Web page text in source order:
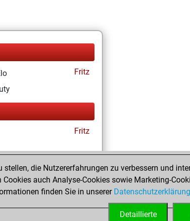
Fritz
Fritz
Fritz
die Nutzererfahrungen zu verbessern und
auch Analyse-Cookies sowie Marketing-
finden Sie in unserer Datenschutzerklärung
Detaillierte